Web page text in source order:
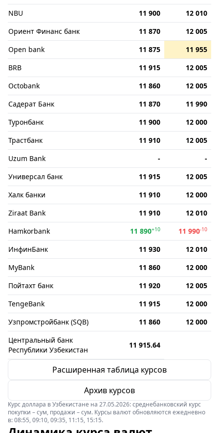
NBU
11 900
12 010
Ориент Финанс банк
11 870
12 005
Open bank
11 875
11 955
BRB
11 915
12 005
Octobank
11 860
12 005
Садерат Банк
11 870
11 990
Туронбанк
11 900
12 000
Трастбанк
11 910
12 005
Uzum Bank
-
-
Универсал банк
11 915
12 005
Халк банки
11 910
12 000
Ziraat Bank
11 910
12 010
Hamkorbank
11 890+10 11 990-10
ИнфинБанк 11 930
12 010
MyBank
11 860
12 000
Пойтахт банк
11 920
12 005
TengeBank
11 915
12 000
Узпромстройбанк (SQB)
11 860
12 000
Центральный банк
Республики Узбекистан
11 915.64
Расширенная таблица курсов
Архив курсов
Курс доллара в Узбекистане на 27.05.2026: среднебанковский курс
покупки – сум, продажи – сум. Курсы валют обновляются ежедневно
в: 08:55, 09:10, 09:35, 11:15, 15:15.